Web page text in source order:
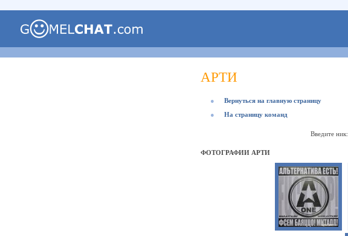
АРТИ
●
Вернуться на главную страницу
●
На страницу команд
Введите ник:
ФОТОГРАФИИ АРТИ